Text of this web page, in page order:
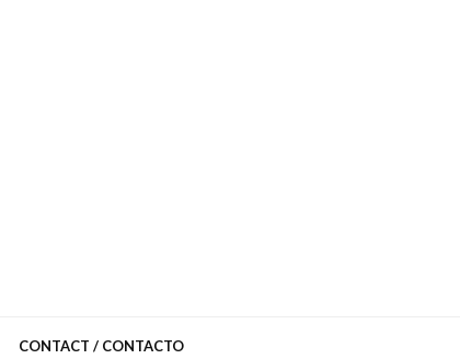
CONTACT / CONTACTO